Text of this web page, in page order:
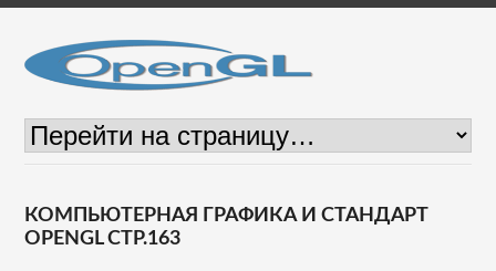
КОМПЬЮТЕРНАЯ ГРАФИКА И СТАНДАРТ
OPENGL СТР.163